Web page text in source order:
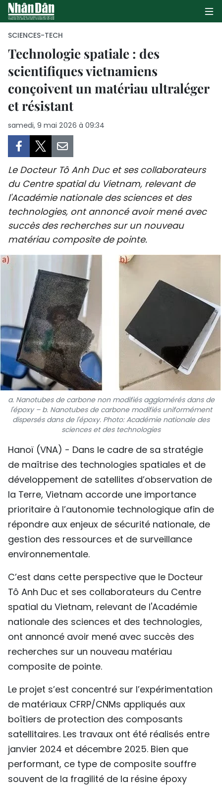
PAGE D'ACCUEIL
POLITIQUE
CULTURE
TOURISME
ENVIRONNEMENT
SPORT
FRANCOPHONIE
PAYS NATAL
INTERNATIONAL
MÉGASTORIE
INFOGRAPHIE
PHOTO
VIDÉO
À PROPOS DU "PEUPLE"
ENGLISH
中文
РУССКИЙ
ESPAÑOL
SCIENCES-TECH
Technologie spatiale : des
scientifiques vietnamiens
conçoivent un matériau ultraléger
et résistant
samedi, 9 mai 2026 à 09:34
Le Docteur Tô Anh Duc et ses collaborateurs
du Centre spatial du Vietnam, relevant de
l'Académie nationale des sciences et des
technologies, ont annoncé avoir mené avec
succès des recherches sur un nouveau
matériau composite de pointe.
a. Nanotubes de carbone non modifiés agglomérés dans de
l'époxy – b. Nanotubes de carbone modifiés uniformément
dispersés dans de l'époxy. Photo: Académie nationale des
sciences et des technologies
Hanoï (VNA) - Dans le cadre de sa stratégie
de maîtrise des technologies spatiales et de
développement de satellites d’observation de
la Terre, Vietnam accorde une importance
prioritaire à l’autonomie technologique afin de
répondre aux enjeux de sécurité nationale, de
gestion des ressources et de surveillance
environnementale.
C’est dans cette perspective que le Docteur
Tô Anh Duc et ses collaborateurs du Centre
spatial du Vietnam, relevant de l'Académie
nationale des sciences et des technologies,
ont annoncé avoir mené avec succès des
recherches sur un nouveau matériau
composite de pointe.
Le projet s’est concentré sur l’expérimentation
de matériaux CFRP/CNMs appliqués aux
boîtiers de protection des composants
satellitaires. Les travaux ont été réalisés entre
janvier 2024 et décembre 2025. Bien que
performant, ce type de composite souffre
souvent de la fragilité de la résine époxy